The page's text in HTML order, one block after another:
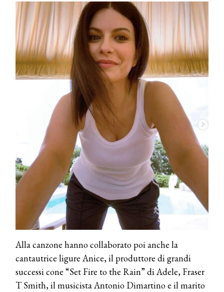
Alla canzone hanno collaborato poi anche la
cantautrice ligure Anice, il produttore di grandi
successi cone “Set Fire to the Rain” di Adele, Fraser
T Smith, il musicista Antonio Dimartino e il marito